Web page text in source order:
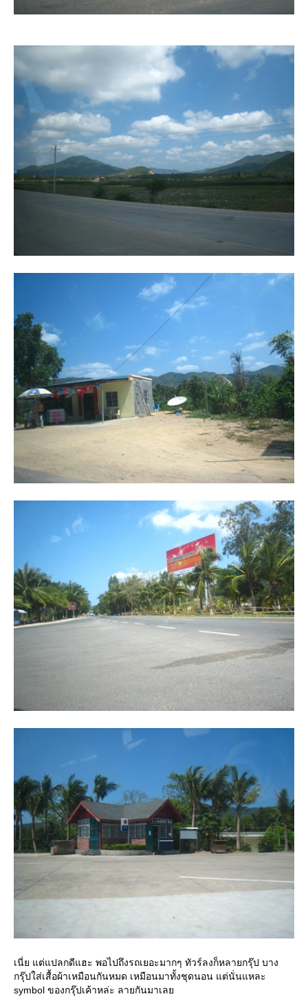
เนี่ย แต่แปลกดีแฮะ พอไปถึงรถเยอะมากๆ ทัวร์ลงก็หลายกรุ๊ป บาง
กรุ๊ปใส่เสื้อผ้าเหมือนกันหมด เหมือนมาทั้งชุดนอน แต่นั่นแหละ
symbol ของกรุ๊ปเค้าหล่ะ ลายกันมาเล